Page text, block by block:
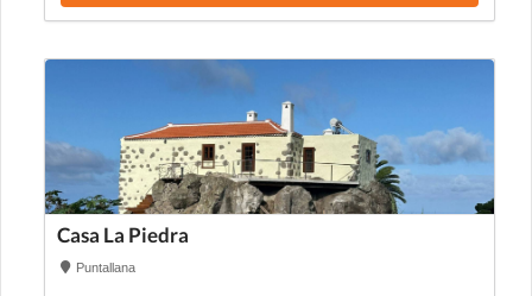
Casa La Piedra
Puntallana